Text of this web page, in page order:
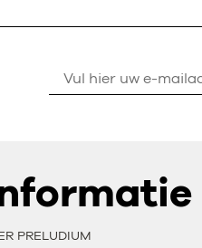
PRELUDIUM